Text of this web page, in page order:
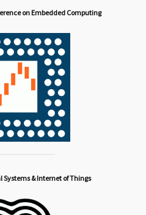
on Embedded Computing
Systems & Internet of Things